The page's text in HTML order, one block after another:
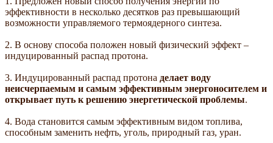
эффективности в несколько десятков раз превышающий
возможности управляемого термоядерного синтеза.
2. В основу способа положен новый физический эффект –
индуцированный распад протона.
3. Индуцированный распад протона делает воду
неисчерпаемым и самым эффективным энергоносителем и
открывает путь к решению энергетической проблемы.
4. Вода становится самым эффективным видом топлива,
способным заменить нефть, уголь, природный газ, уран.